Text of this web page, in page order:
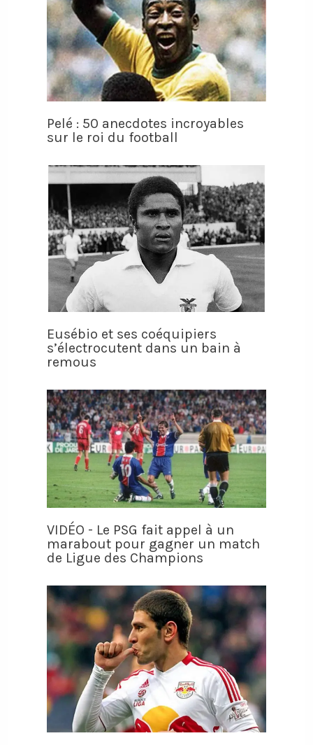
Pelé : 50 anecdotes incroyables
sur le roi du football
Eusébio et ses coéquipiers
s’électrocutent dans un bain à
remous
VIDÉO - Le PSG fait appel à un
marabout pour gagner un match
de Ligue des Champions